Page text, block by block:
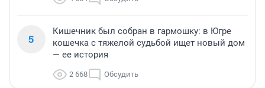
5
Кишечник был собран в гармошку: в Югре
кошечка с тяжелой судьбой ищет новый дом
— ее история
2 668 Обсудить